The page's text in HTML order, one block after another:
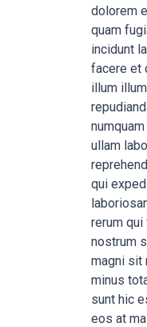
dolorem
quam
incidunt
facere et
illum
ullam
qui
rerum
nostrum
magni sit
minus
sunt hic
eos at